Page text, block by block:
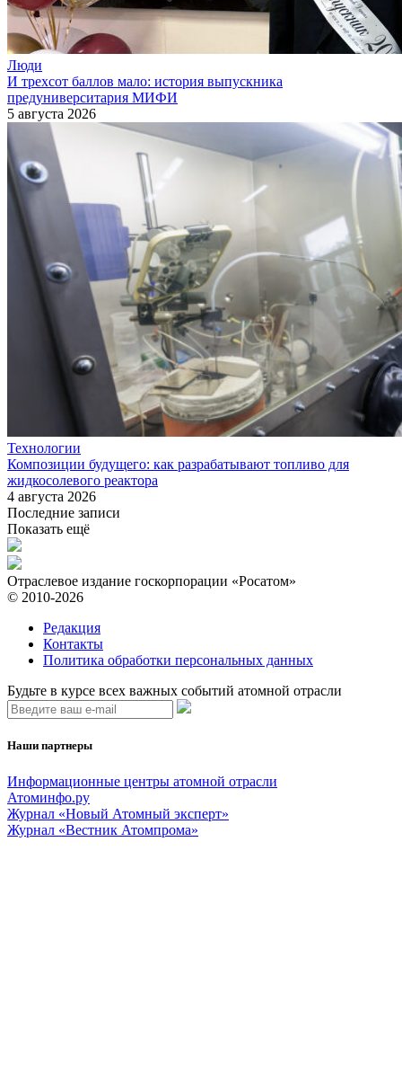
Люди
И трехсот баллов мало: история выпускника
предуниверситария МИФИ
5 августа 2026
Технологии
Композиции будущего: как разрабатывают топливо для
жидкосолевого реактора
4 августа 2026
Последние записи
Показать ещё
Отраслевое издание госкорпорации «Росатом»
© 2010-2026
Редакция
Контакты
Политика обработки персональных данных
Будьте в курсе всех важных событий атомной отрасли
Наши партнеры
Информационные центры атомной отрасли
Атоминфо.ру
Журнал «Новый Атомный эксперт»
Журнал «Вестник Атомпрома»